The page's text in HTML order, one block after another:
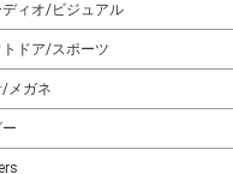
ディオ/ビジュアル
トドア/スポーツ
メガネ